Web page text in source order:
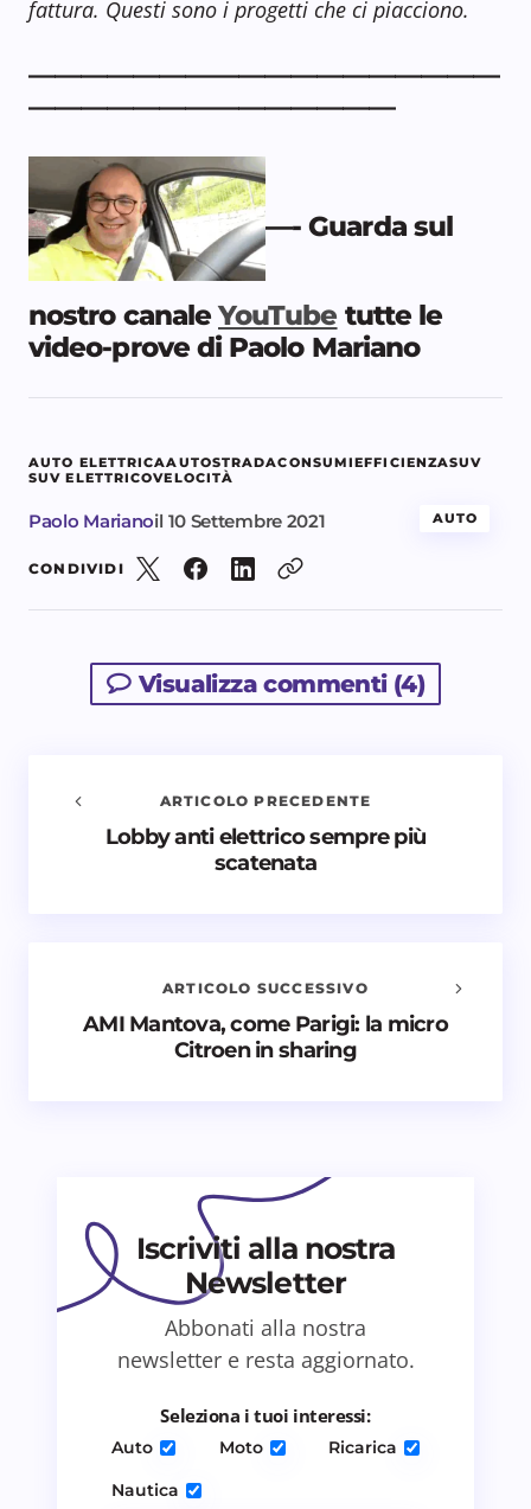
fattura. Questi sono i progetti che ci piacciono.
——————————————————
——————————————
—- Guarda sul
nostro canaleYouTube tutte le
video-prove di Paolo Mariano
AUTO ELETTRICAAUTOSTRADACONSUMIEFFICIENZASUV
SUV ELETTRICOVELOCITÀ
Paolo Marianoil 10 Settembre 2021 AUTO
CONDIVIDI
Visualizza commenti (4)
Salva il mio nome e email in questo browser
per il prossimo commento.
Avvisami quando vengono aggiunti nuovi
Invia commento
ARTICOLO PRECEDENTE
Lobby anti elettrico sempre più
scatenata
ARTICOLO SUCCESSIVO
AMI Mantova, come Parigi: la micro
Citroen in sharing
Iscriviti alla nostra
Newsletter
Abbonati alla nostra
newsletter e resta aggiornato.
Seleziona i tuoi interessi:
Auto Moto
Ricarica
Nautica